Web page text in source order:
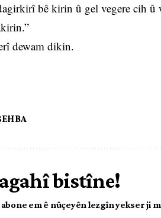
bê kirin û gel vegere cih
dewam dikin.
bistîne!
em ê nûçeyên lezgîn yekser ji